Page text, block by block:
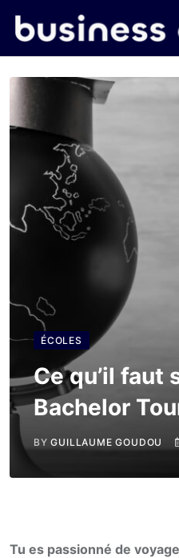
ÉCOLES
Ce qu’il faut
Bachelor
BYGUILLAUME GOUDOU
Tu es passionné de